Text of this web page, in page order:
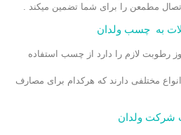
مطمعن را برای شما تضمین میکند .
به چسب ولدان
رطوبت لازم را دارد از چسب استفاده
مختلفی دارند که هرکدام برای مصارف
شرکت ولدان